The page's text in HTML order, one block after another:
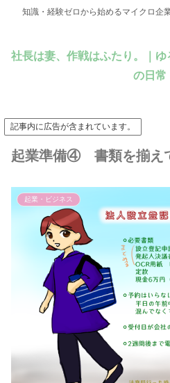
知識・経験ゼロから始めるマイクロ企
社長は妻、作戦はふたり。｜ゆ
の日常
記事内に広告が含まれています。
起業準備④ 書類を揃え
起業・ビジネス